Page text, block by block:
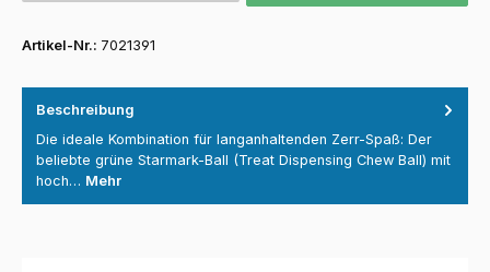
Artikel-Nr.: 7021391
Beschreibung
Die ideale Kombination für langanhaltenden Zerr-Spaß: Der
beliebte grüne Starmark-Ball (Treat Dispensing Chew Ball) mit
hoch… Mehr